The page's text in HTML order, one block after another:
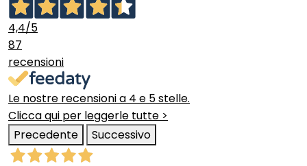
4,4/5
87
recensioni
Le nostre recensioni a 4 e 5 stelle.
Clicca qui per leggerle tutte >
Precedente
Successivo